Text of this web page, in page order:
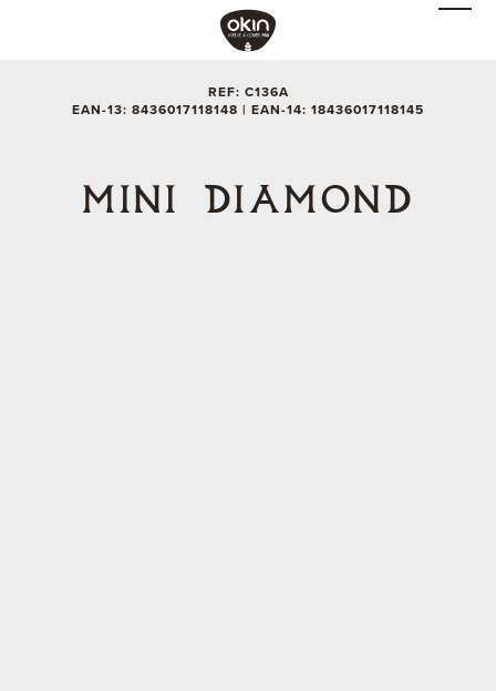
REF: C136A
EAN-13: 8436017118148 | EAN-14: 18436017118145
MINI DIAMOND